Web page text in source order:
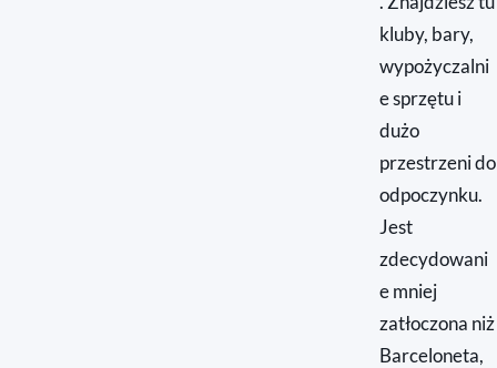
kluby, bary,
wypożyczalni
e sprzętu i
dużo
przestrzeni do
odpoczynku.
Jest
zdecydowani
e mniej
zatłoczona niż
Barceloneta,